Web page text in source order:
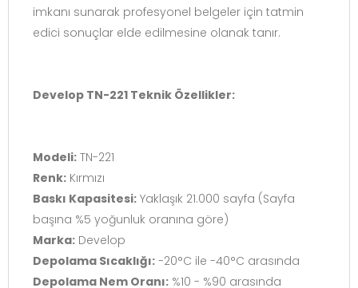
imkanı sunarak profesyonel belgeler için tatmin
edici sonuçlar elde edilmesine olanak tanır.
Develop TN-221 Teknik Özellikler:
Modeli: TN-221
Renk: Kırmızı
Baskı Kapasitesi: Yaklaşık 21.000 sayfa (Sayfa
başına %5 yoğunluk oranına göre)
Marka: Develop
Depolama Sıcaklığı: -20°C ile -40°C arasında
Depolama Nem Oranı: %10 - %90 arasında